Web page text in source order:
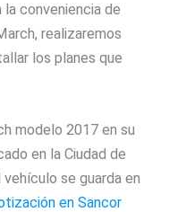
conveniencia de
realizaremos
los planes que
modelo 2017 en su
en la Ciudad de
se guarda en
en Sancor